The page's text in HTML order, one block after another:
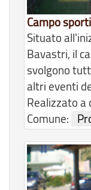
Campo
Situato
Bavastri, il
svolgono
altri eventi
Realizzato a
Comune: